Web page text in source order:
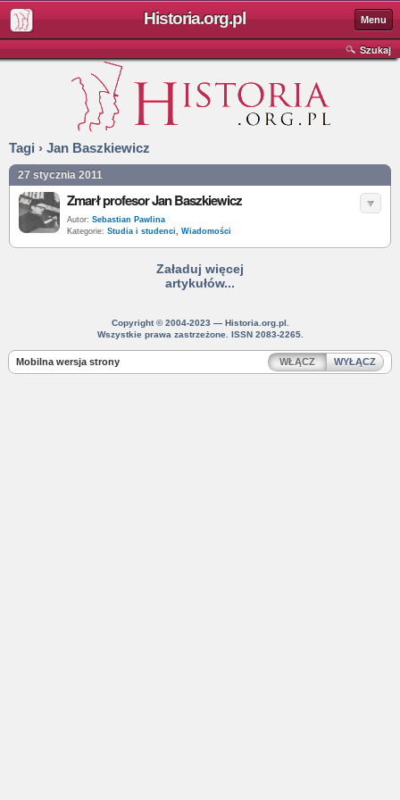
Historia.org.pl Menu
Szukaj
Tagi › Jan Baszkiewicz
27 stycznia 2011
Zmarł profesor Jan Baszkiewicz
Autor: Sebastian Pawlina
Kategorie: Studia i studenci, Wiadomości
Załaduj więcej
artykułów...
Copyright © 2004-2023 — Historia.org.pl.
Wszystkie prawa zastrzeżone. ISSN 2083-2265.
Mobilna wersja strony WŁĄCZ WYŁĄCZ